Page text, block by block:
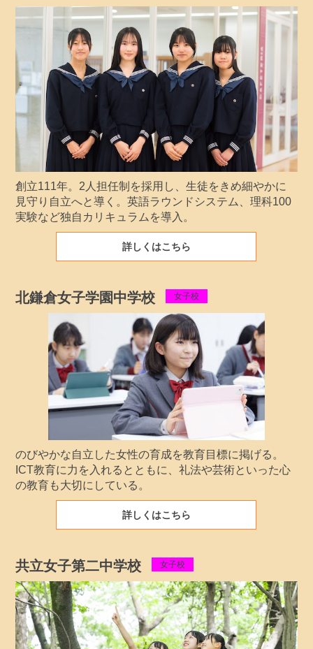
創立111年。2人担任制を採用し、生徒をきめ細やかに
見守り自立へと導く。英語ラウンドシステム、理科100
実験など独自カリキュラムを導入。
詳しくはこちら
北鎌倉女子学園中学校 女子校
のびやかな自立した女性の育成を教育目標に掲げる。
ICT教育に力を入れるとともに、礼法や芸術といった心
の教育も大切にしている。
詳しくはこちら
共立女子第二中学校 女子校